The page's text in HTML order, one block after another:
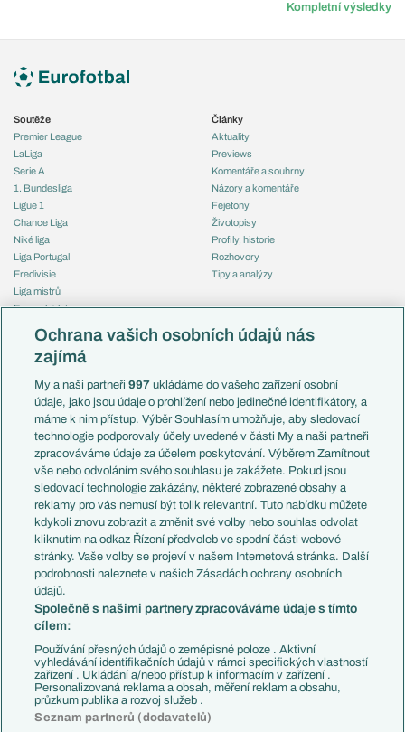
Kompletní výsledky
Soutěže
Premier League
LaLiga
Serie A
1. Bundesliga
Ligue 1
Chance Liga
Niké liga
Liga Portugal
Eredivisie
Liga mistrů
Evropská liga
Mistrovství světa
Liga národů
Témata
Představení týmů MS
EuroSkauting
PL v kostce
Evropské koeficienty
Přestupy
Přestupové spekulace
Zranění
Kluby
Arsenal FC
Chelsea FC
Manchester United
AC Milán
Juventus FC
Bayern Mnichov
FC Barcelona
Real Madrid
Články
Aktuality
Previews
Komentáře a souhrny
Názory a komentáře
Fejetony
Životopisy
Profily, historie
Rozhovory
Tipy a analýzy
Česko
Francie
Itálie
Německo
Španělsko
Argentina
Brazílie
Přestupy
Zápasy
Livescore
Tipovací soutěž
Ochrana vašich osobních údajů nás
zajímá
My a naši partneři997 ukládáme do vašeho zařízení osobní
údaje, jako jsou údaje o prohlížení nebo jedinečné identifikátory, a
máme k nim přístup. Výběr Souhlasím umožňuje, aby sledovací
technologie podporovaly účely uvedené v části My a naši partneři
zpracováváme údaje za účelem poskytování. Výběrem Zamítnout
vše nebo odvoláním svého souhlasu je zakážete. Pokud jsou
sledovací technologie zakázány, některé zobrazené obsahy a
reklamy pro vás nemusí být tolik relevantní. Tuto nabídku můžete
kdykoli znovu zobrazit a změnit své volby nebo souhlas odvolat
kliknutím na odkaz Řízení předvoleb ve spodní části webové
stránky. Vaše volby se projeví v našem Internetová stránka. Další
podrobnosti naleznete v našich Zásadách ochrany osobních
údajů.
Společně s našimi partnery zpracováváme údaje s tímto
cílem:
Používání přesných údajů o zeměpisné poloze . Aktivní
vyhledávání identifikačních údajů v rámci specifických vlastností
zařízení . Ukládání a/nebo přístup k informacím v zařízení .
Personalizovaná reklama a obsah, měření reklam a obsahu,
průzkum publika a rozvoj služeb .
Seznam partnerů (dodavatelů)